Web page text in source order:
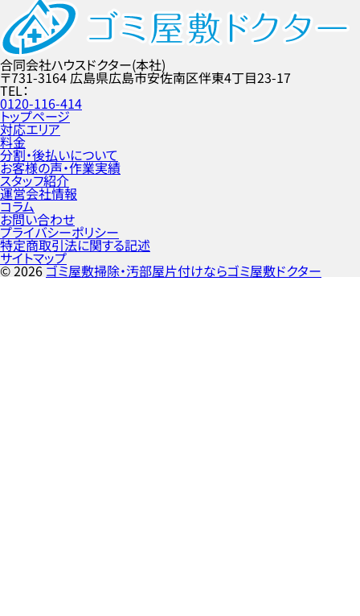
合同会社ハウスドクター(本社)
〒731-3164 広島県広島市安佐南区伴東4丁目23-17
TEL
0120-116-414
トップページ
対応エリア
料金
分割・後払いについて
お客様の声・作業実績
スタッフ紹介
運営会社情報
コラム
お問い合わせ
プライバシーポリシー
特定商取引法に関する記述
サイトマップ
©2026ゴミ屋敷掃除・汚部屋片付けならゴミ屋敷ドクター